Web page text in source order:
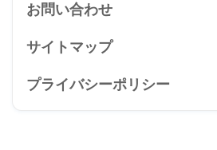
お問い合わせ
サイトマップ
プライバシーポリシー